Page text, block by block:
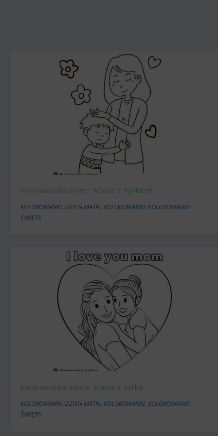
Kolorowanka online: Mama z synkiem
KOLOROWANKI: DZIEŃ MATKI,KOLOROWANKI,KOLOROWANKI:
ŚWIĘTA
Kolorowanka online: Mama z córką
KOLOROWANKI: DZIEŃ MATKI,KOLOROWANKI,KOLOROWANKI:
ŚWIĘTA